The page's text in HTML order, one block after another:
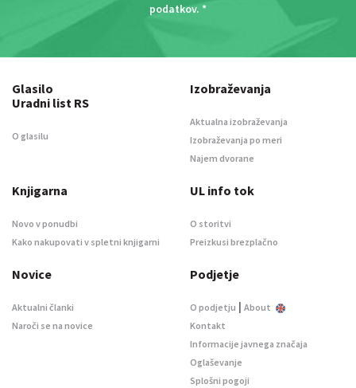
podatkov. *
Glasilo
Uradni list RS
O glasilu
Izobraževanja
Aktualna izobraževanja
Izobraževanja po meri
Najem dvorane
Knjigarna
Novo v ponudbi
Kako nakupovati v spletni knjigarni
UL info tok
O storitvi
Preizkusi brezplačno
Novice
Aktualni članki
Naroči se na novice
Podjetje
O podjetju | About
Kontakt
Informacije javnega značaja
Oglaševanje
Splošni pogoji